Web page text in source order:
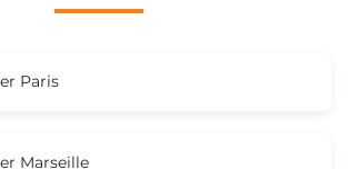
Paris
Marseille